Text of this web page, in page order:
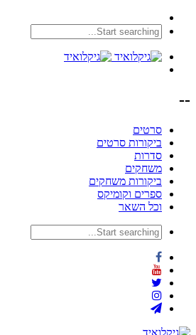
--
סרטים
ביקורות סרטים
סדרות
משחקים
ביקורות משחקים
ספרים וקומיקס
וכל השאר